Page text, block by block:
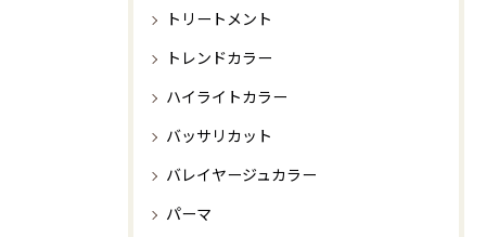
トリートメント
トレンドカラー
ハイライトカラー
バッサリカット
バレイヤージュカラー
パーマ